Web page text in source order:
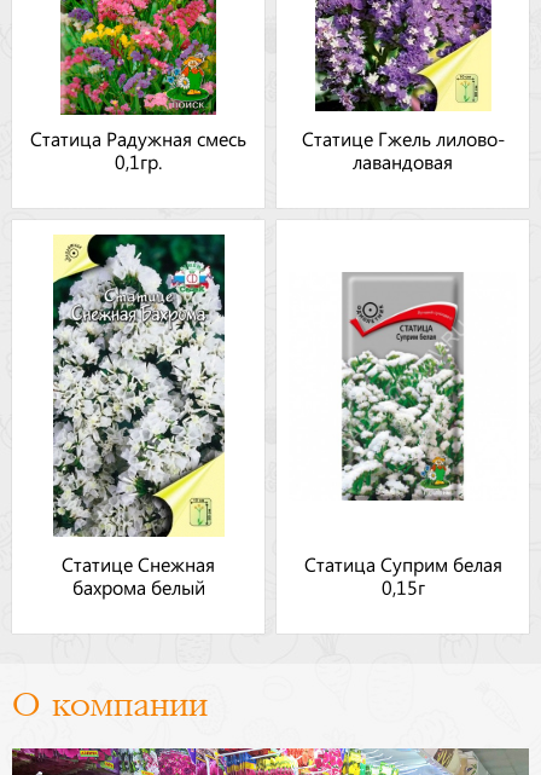
Статица Радужная смесь
0,1гр.
Статице Гжель лилово-
лавандовая
Статице Снежная
бахрома белый
Статица Суприм белая
0,15г
О компании